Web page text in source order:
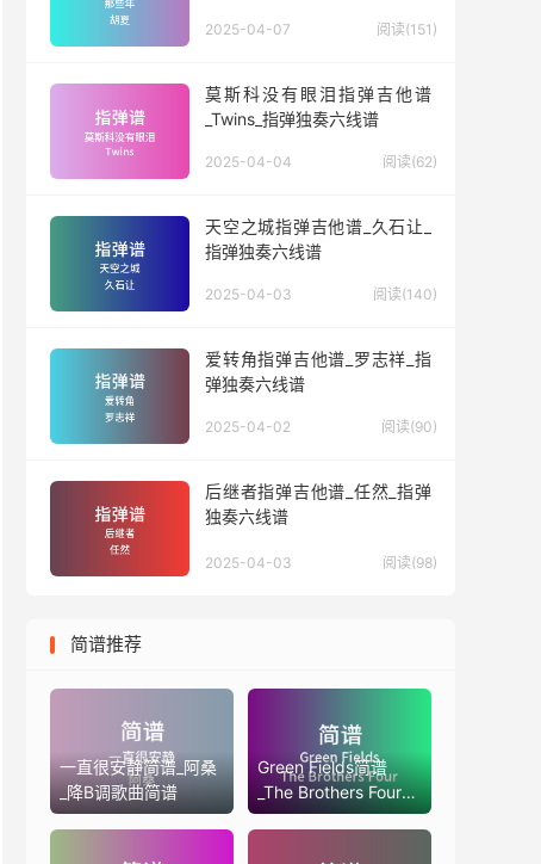
2025-04-07 阅读(151)
莫斯科没有眼泪指弹吉他谱
_Twins_指弹独奏六线谱
2025-04-04 阅读(62)
天空之城指弹吉他谱_久石让_
指弹独奏六线谱
2025-04-03 阅读(140)
爱转角指弹吉他谱_罗志祥_指
弹独奏六线谱
2025-04-02 阅读(90)
后继者指弹吉他谱_任然_指弹
独奏六线谱
2025-04-03 阅读(98)
简谱推荐
一直很安静简谱_阿桑
_降B调歌曲简谱
Green Fields简谱
_The Brothers Four_D
调歌曲简谱